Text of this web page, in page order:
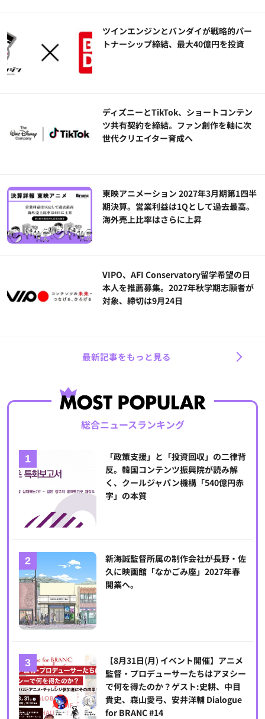
ツインエンジンとバンダイが戦略的パー
トナーシップ締結、最大40億円を投資
ディズニーとTikTok、ショートコンテン
ツ共有契約を締結。ファン創作を軸に次
世代クリエイター育成へ
東映アニメーション 2027年3月期第1四半
期決算。営業利益は1Qとして過去最高。
海外売上比率はさらに上昇
VIPO、AFI Conservatory留学希望の日
本人を推薦募集。2027年秋学期志願者が
対象、締切は9月24日
最新記事をもっと見る
総合ニュースランキング
「政策支援」と「投資回収」の二律背
反。韓国コンテンツ振興院が読み解
く、クールジャパン機構「540億円赤
字」の本質
新海誠監督所属の制作会社が長野・佐
久に映画館「なかごみ座」2027年春
開業へ。
【8月31日(月) イベント開催】アニメ
監督・プロデューサーたちはアヌシー
で何を得たのか？ゲスト:史耕、中目
貴史、森山愛弓、安井洋輔 Dialogue
for BRANC #14